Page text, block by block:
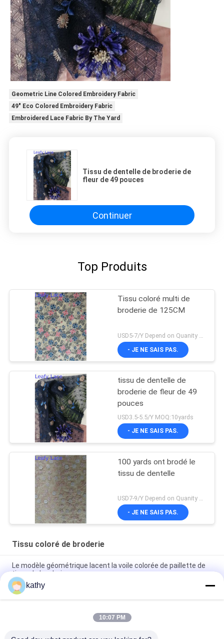
Geometric Line Colored Embroidery Fabric
49" Eco Colored Embroidery Fabric
Embroidered Lace Fabric By The Yard
Tissu de dentelle de broderie de
fleur de 49 pouces
Continuer
Top Produits
Tissu coloré multi de
broderie de 125CM
- JE NE SAIS PAS.
tissu de dentelle de
broderie de fleur de 49
pouces
USD3.5-5.5/Y MOQ:10yards
- JE NE SAIS PAS.
100 yards ont brodé le
tissu de dentelle
USD7-9/Y Depend on Quanity MOQ:10yards
- JE NE SAIS PAS.
Tissu coloré de broderie
Le modèle géométrique lacent la voile colorée de paillette de
tissu de broderie
La dentelle florale a coloré le tissu de vêtement de femmes de
tissu de broderie
Tissu coloré métallique de broderie de Lurex de forme d'étoile
kathy
10:07 PM